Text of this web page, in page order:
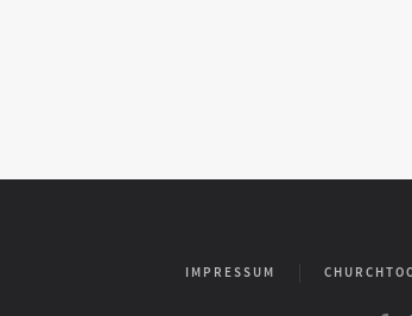
IMPRESSUM